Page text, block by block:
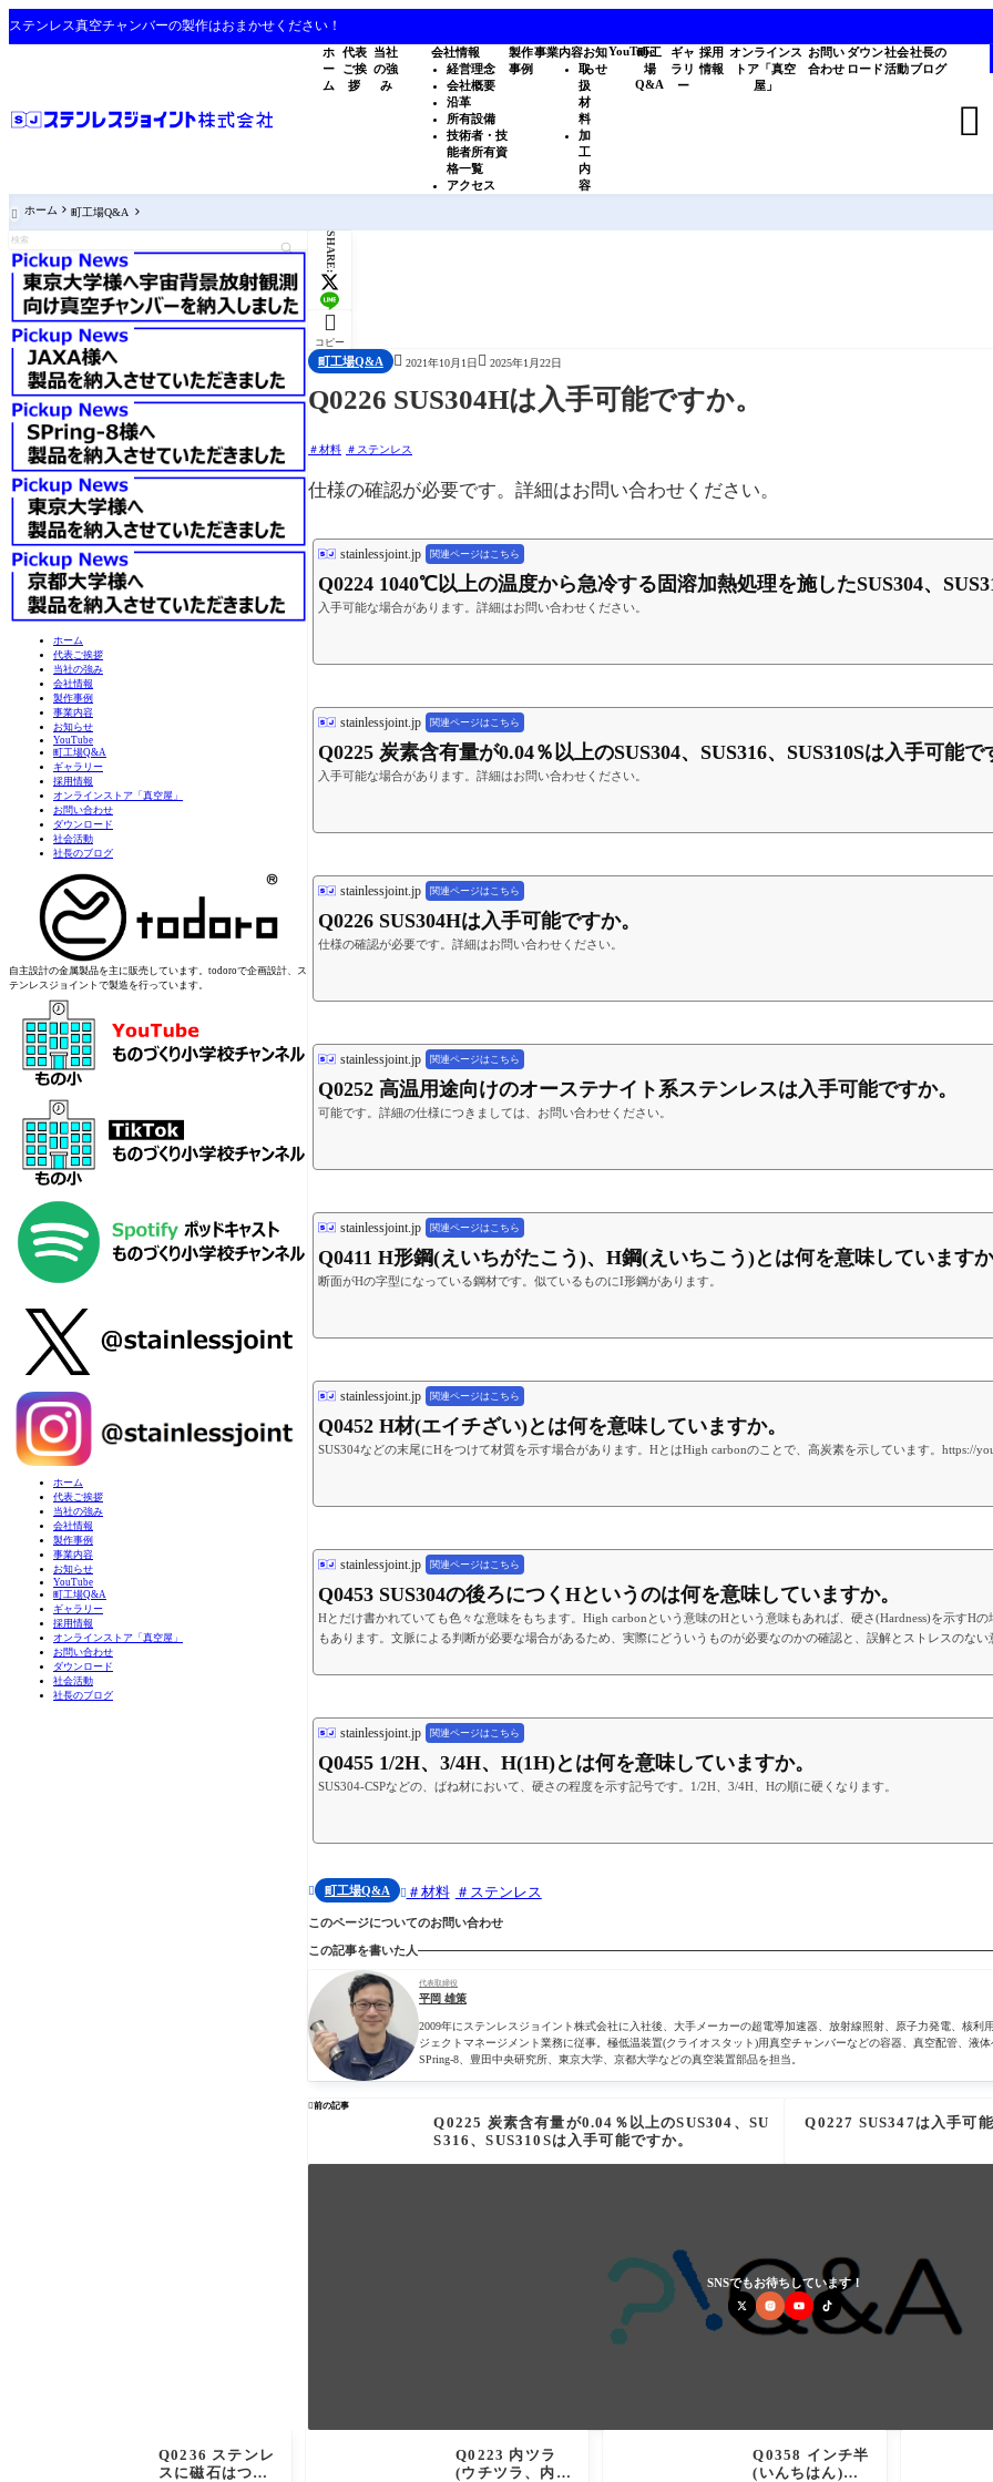
ステンレス真空チャンバーの製作はおまかせください！
ホ
ー
ム
代表
ご挨
拶
当社
の強
み
会社情報
経営理念
会社概要
沿革
所有設備
技術者・技
能者所有資
格一覧
アクセス
製作
事例
事業内容
取
扱
材
料
加
工
内
容
お知
らせ
YouTube
町工
場
Q&A
ギャ
ラリ
ー
採用
情報
オンラインス
トア「真空
屋」
お問い
合わせ
ダウン
ロード
社会
活動
社長の
ブログ

 ホーム 町工場Q&A
ホーム
代表ご挨拶
当社の強み
会社情報
製作事例
事業内容
お知らせ
YouTube
町工場Q&A
ギャラリー
採用情報
オンラインストア「真空屋」
お問い合わせ
ダウンロード
社会活動
社長のブログ
自主設計の金属製品を主に販売しています。todoroで企画設計、ス
テンレスジョイントで製造を行っています。
ホーム
代表ご挨拶
当社の強み
会社情報
製作事例
事業内容
お知らせ
YouTube
町工場Q&A
ギャラリー
採用情報
オンラインストア「真空屋」
お問い合わせ
ダウンロード
社会活動
社長のブログ
SHARE:

コピー
町工場Q&A  2021年10月1日  2025年1月22日
Q0226 SUS304Hは入手可能ですか。
材料 ステンレス
仕様の確認が必要です。詳細はお問い合わせください。
stainlessjoint.jp 関連ページはこちら
Q0224 1040℃以上の温度から急冷する固溶加熱処理を施したSUS304、
入手可能な場合があります。詳細はお問い合わせください。
stainlessjoint.jp 関連ページはこちら
Q0225 炭素含有量が0.04％以上のSUS304、SUS316、SUS310Sは入手可能で
入手可能な場合があります。詳細はお問い合わせください。
stainlessjoint.jp 関連ページはこちら
Q0226 SUS304Hは入手可能ですか。
仕様の確認が必要です。詳細はお問い合わせください。
stainlessjoint.jp 関連ページはこちら
Q0252 高温用途向けのオーステナイト系ステンレスは入手可能ですか。
可能です。詳細の仕様につきましては、お問い合わせください。
stainlessjoint.jp 関連ページはこちら
Q0411 H形鋼(えいちがたこう)、H鋼(えいちこう)とは何を意味していますか
断面がHの字型になっている鋼材です。似ているものにI形鋼があります。
stainlessjoint.jp 関連ページはこちら
Q0452 H材(エイチざい)とは何を意味していますか。
SUS304などの末尾にHをつけて材質を示す場合があります。HとはHigh carbonのことで、高炭素を示しています。https://
stainlessjoint.jp 関連ページはこちら
Q0453 SUS304の後ろにつくHというのは何を意味していますか。
Hとだけ書かれていても色々な意味をもちます。High carbonという意味のHという意味もあれば、硬さ(Hardness)を示すH
もあります。文脈による判断が必要な場合があるため、実際にどういうものが必要なのかの確認と、誤解とストレスのない
stainlessjoint.jp 関連ページはこちら
Q0455 1/2H、3/4H、H(1H)とは何を意味していますか。
SUS304-CSPなどの、ばね材において、硬さの程度を示す記号です。1/2H、3/4H、Hの順に硬くなります。
 町工場Q&A  材料 ステンレス
このページについてのお問い合わせ
この記事を書いた人
代表取締役
平岡 雄策
2009年にステンレスジョイント株式会社に入社後、大手メーカーの超電導加速器、放射線照射、原子力発電、核利
ジェクトマネージメント業務に従事。極低温装置(クライオスタット)用真空チャンバーなどの容器、真空配管、液
SPring-8、豊田中央研究所、東京大学、京都大学などの真空装置部品を担当。
前の記事
Q0225 炭素含有量が0.04％以上のSUS304、SU
S316、SUS310Sは入手可能ですか。
Q0227 SUS347は入手可
SNSでもお待ちしています！
Q0236 ステンレ
スに磁石はつか
Q0223 内ツラ
(ウチツラ、内
Q0358 インチ半
(いんちはん)と